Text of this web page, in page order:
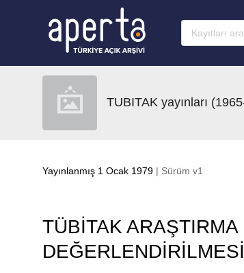
TUBITAK yayınları
Yayınlanmış 1 Ocak 1979 | Sürüm v1
TÜBİTAK